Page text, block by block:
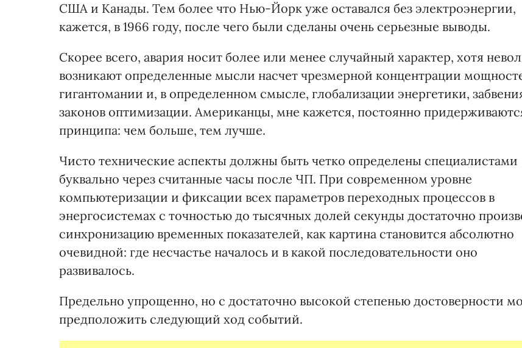
США и Канады. Тем более что Нью-Йорк уже оставался без электроэнергии,
кажется, в 1966 году, после чего были сделаны очень серьезные выводы.
Скорее всего, авария носит более или менее случайный характер, хотя
возникают определенные мысли насчет чрезмерной концентрации
гигантомании и, в определенном смысле, глобализации энергетики,
законов оптимизации. Американцы, мне кажется, постоянно
принципа: чем больше, тем лучше.
Чисто технические аспекты должны быть четко определены специалистами
буквально через считанные часы после ЧП. При современном уровне
компьютеризации и фиксации всех параметров переходных процессов в
энергосистемах с точностью до тысячных долей секунды достаточно
синхронизацию временных показателей, как картина становится абсолютно
очевидной: где несчастье началось и в какой последовательности оно
развивалось.
Предельно упрощенно, но с достаточно высокой степенью достоверности
предположить следующий ход событий.